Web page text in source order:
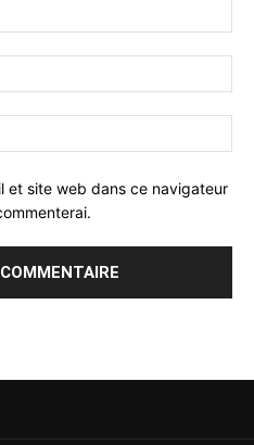
et site web dans ce navigateur